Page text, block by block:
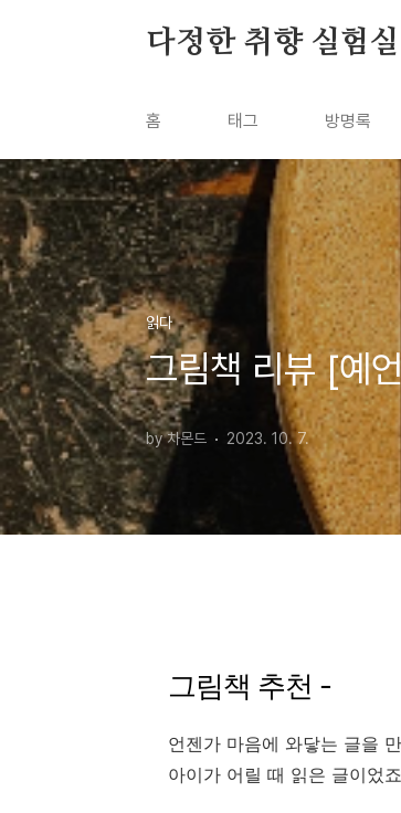
다정한 취향 실험실
홈 태그 방명록
읽다
그림책 리뷰 [예
by 차몬드 2023. 10. 7.
그림책 추천 -
언젠가 마음에 와닿는 글을
아이가 어릴 때 읽은 글이었